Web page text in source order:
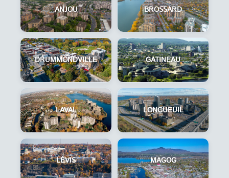
ANJOU BROSSARD
DRUMMONDVILLE GATINEAU
LAVAL LONGUEUIL
LÉVIS MAGOG